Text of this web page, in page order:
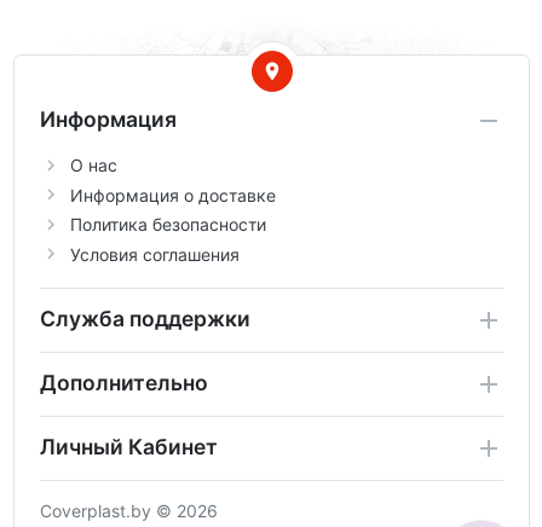
Информация
О нас
Информация о доставке
Политика безопасности
Условия соглашения
Служба поддержки
Дополнительно
Личный Кабинет
Coverplast.by © 2026